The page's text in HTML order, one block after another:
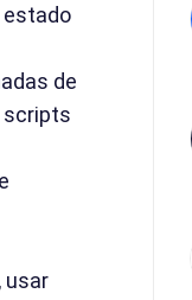
estado
de
scripts
usar